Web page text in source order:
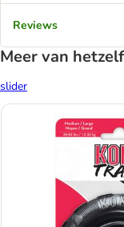
Reviews
Meer van
slider